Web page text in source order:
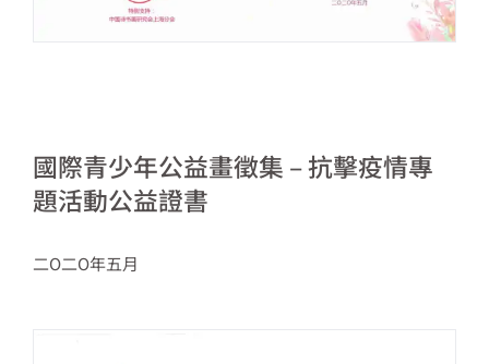
國際青少年公益畫徵集 – 抗擊疫情專
題活動公益證書
二O二O年五月